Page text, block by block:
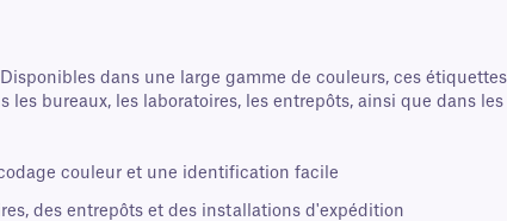
dans une large gamme de couleurs, ces
bureaux, les laboratoires, les entrepôts, ainsi que dans
couleur et une identification facile
des entrepôts et des installations d'expédition